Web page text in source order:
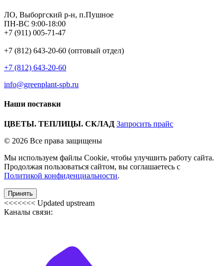
ЛО, Выборгский р-н, п.Пушное
ПН-ВС 9:00-18:00
+7 (911) 005-71-47
+7 (812) 643-20-60 (оптовый отдел)
+7 (812) 643-20-60
info@greenplant-spb.ru
Наши поставки
ЦВЕТЫ. ТЕПЛИЦЫ. СКЛАД Запросить прайс
© 2026 Все права защищены
Мы используем файлы Cookie, чтобы улучшить работу сайта.
Продолжая пользоваться сайтом, вы соглашаетесь с
Политикой конфиденциальности.
Принять
<<<<<<< Updated upstream
Каналы связи: